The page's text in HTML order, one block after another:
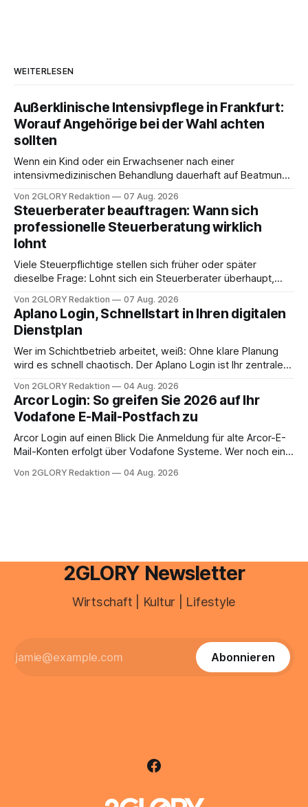
WEITERLESEN
Außerklinische Intensivpflege in Frankfurt:
Worauf Angehörige bei der Wahl achten
sollten
Wenn ein Kind oder ein Erwachsener nach einer
intensivmedizinischen Behandlung dauerhaft auf Beatmung
angewiesen ist, stellt sich für Familien eine schwierige
Frage: Muss die Versorgung dauerhaft in der Klinik bleiben –
oder ist ein Leben zu Hause möglich? Die außerklinische
Intensivpflege bietet genau diese Alternative: Sie
Von 2GLORY Redaktion 07 Aug. 2026
Steuerberater beauftragen: Wann sich
professionelle Steuerberatung wirklich
lohnt
Viele Steuerpflichtige stellen sich früher oder später
dieselbe Frage: Lohnt sich ein Steuerberater überhaupt,
erledigen? Die kurze Antwort: Bei einfachen
Einkommensverhältnissen reicht häufig eine Steuersoftware
aus – sobald jedoch mehrere Einkunftsarten
zusammentreffen oder größere finanzielle Veränderungen
anstehen, zahlt sich professionelle Unterstützung meist
Von 2GLORY Redaktion 07 Aug. 2026
Aplano Login, Schnellstart in Ihren digitalen
Dienstplan
Wer im Schichtbetrieb arbeitet, weiß: Ohne klare Planung
wird es schnell chaotisch. Der Aplano Login ist Ihr zentraler
abwesenheiten und die gesamte kommunikation rund um
Ihr personal digital zu organisieren. In diesem Leitfaden
erfahren Sie alles, was Sie für einen reibungslosen Einstieg
brauchen, von der Registrierung
Von 2GLORY Redaktion 04 Aug. 2026
Arcor Login: So greifen Sie 2026 auf Ihr
Vodafone E-Mail-Postfach zu
Arcor Login auf einen Blick Die Anmeldung für alte Arcor-E-
Mail-Konten erfolgt über Vodafone Systeme. Wer noch eine
besitzt, loggt sich heute über das Vodafone E-Mail & Cloud
Von 2GLORY Redaktion 04 Aug. 2026
2GLORY Newsletter
Wirtschaft | Kultur | Lifestyle
Abonnieren